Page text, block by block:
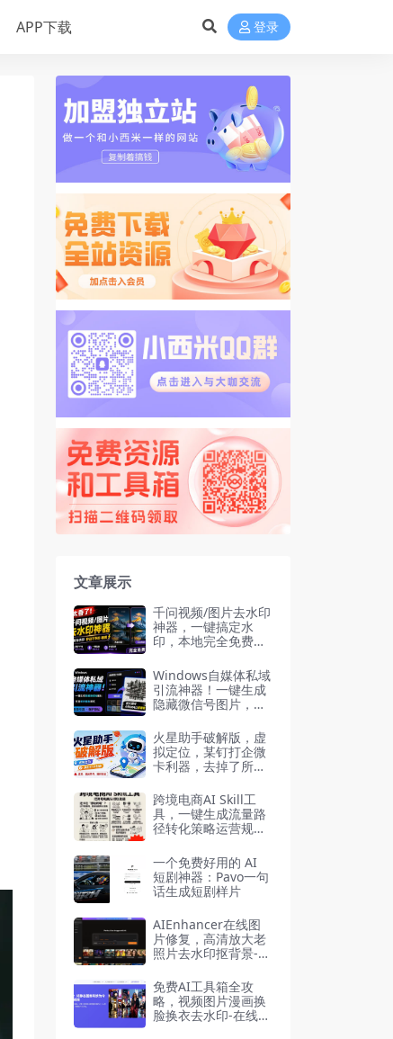
APP下载 登录
文章展示
千问视频/图片去水印
神器，一键搞定水
印，本地完全免费，
Windows自媒体私域
引流神器！一键生成
隐藏微信号图片，支
全免费 隐图工坊
火星助手破解版，虚
拟定位，某钉打企微
卡利器，去掉了所有
跨境电商AI Skill工
具，一键生成流量路
径转化策略运营规划
一个免费好用的 AI
短剧神器：Pavo一句
话生成短剧样片
AIEnhancer在线图
片修复，高清放大老
照片去水印抠背景-在
免费AI工具箱全攻
略，视频图片漫画换
脸换衣去水印-在线工